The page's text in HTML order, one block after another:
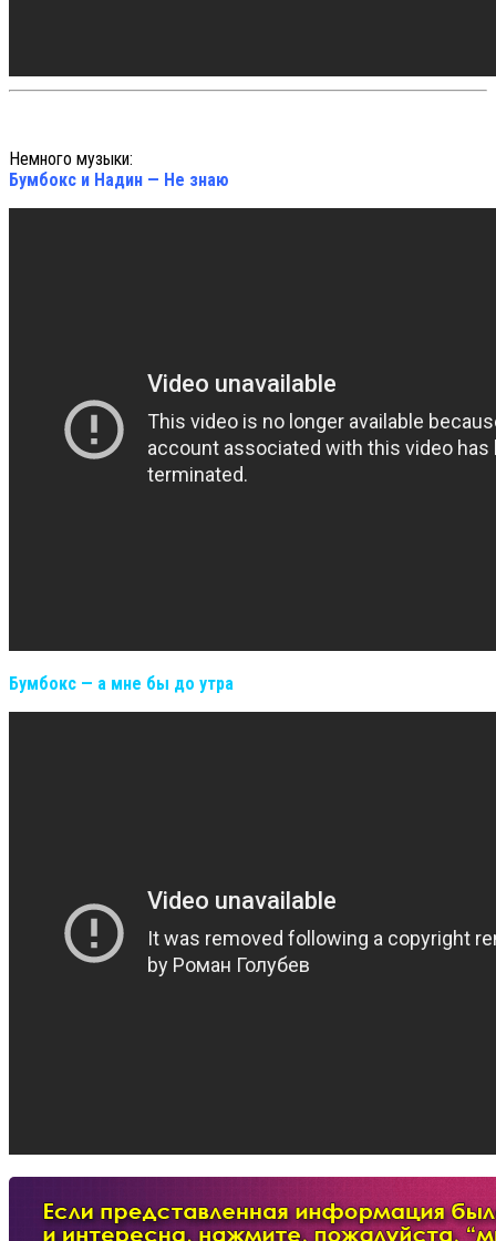
Немного музыки:
Бумбокс и Надин — Не знаю
Бумбокс — а мне бы до утра